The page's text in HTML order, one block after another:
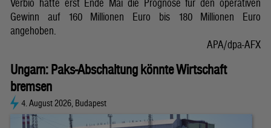
Verbio hatte erst Ende Mai die Prognose für den operativen
Gewinn auf 160 Millionen Euro bis 180 Millionen Euro
angehoben.
APA/dpa-AFX
Ungarn: Paks-Abschaltung könnte Wirtschaft
bremsen
4. August 2026, Budapest